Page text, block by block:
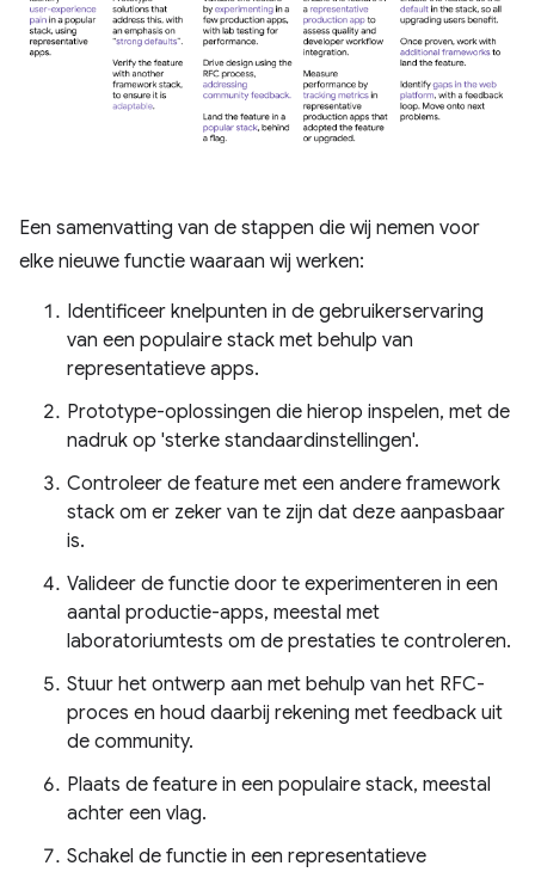
Een samenvatting van de stappen die wij nemen voor
elke nieuwe functie waaraan wij werken:
Identificeer knelpunten in de gebruikerservaring
van een populaire stack met behulp van
representatieve apps.
Prototype-oplossingen die hierop inspelen, met de
nadruk op 'sterke standaardinstellingen'.
Controleer de feature met een andere framework
stack om er zeker van te zijn dat deze aanpasbaar
is.
Valideer de functie door te experimenteren in een
aantal productie-apps, meestal met
laboratoriumtests om de prestaties te controleren.
Stuur het ontwerp aan met behulp van het RFC-
proces en houd daarbij rekening met feedback uit
de community.
Plaats de feature in een populaire stack, meestal
achter een vlag.
Schakel de functie in een representatieve